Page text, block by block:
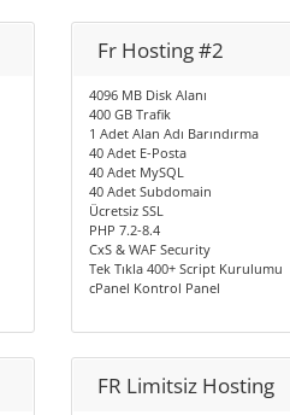
Fr Hosting #2
4096 MB Disk Alanı
400 GB Trafik
1 Adet Alan Adı Barındırma
40 Adet E-Posta
40 Adet MySQL
40 Adet Subdomain
Ücretsiz SSL
PHP 7.2-8.4
CxS & WAF Security
Tek Tıkla 400+ Script Kurulumu
cPanel Kontrol Panel
FR Limitsiz Hosting